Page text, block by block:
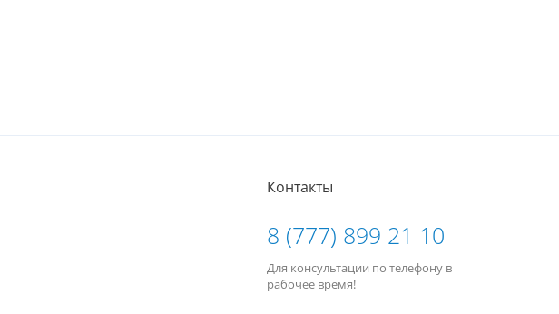
Контакты
8 (777) 899 21 10
Для консультации по телефону в
рабочее время!